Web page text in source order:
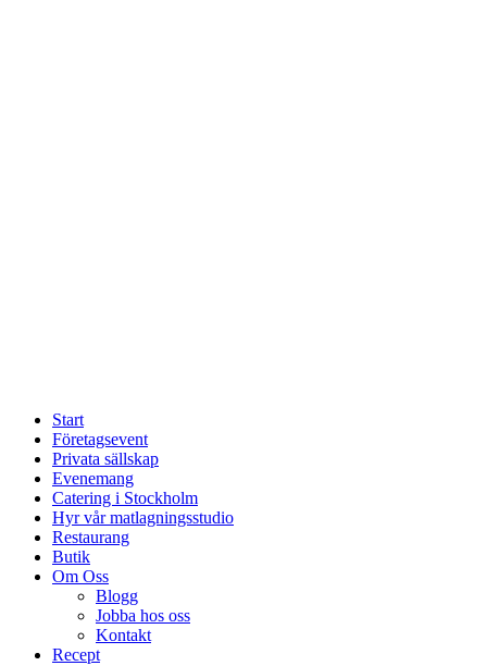
Start
Företagsevent
Privata sällskap
Evenemang
Catering i Stockholm
Hyr vår matlagningsstudio
Restaurang
Butik
Om Oss
Blogg
Jobba hos oss
Kontakt
Recept